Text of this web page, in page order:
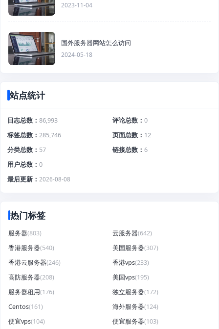
2023-11-04
国外服务器网站怎么访问
2024-05-18
站点统计
日志总数 86,993 评论总数
0
标签总数
285,746 页面总数
12
分类总数
57 链接总数
6
用户总数
0
最后更新
2026-08-08
热门标签
服务器(803) 云服务器(642)
香港服务器(540) 美国服务器(307)
香港云服务器(246) 香港vps(233)
高防服务器(208) 美国vps(195)
服务器租用(176) 独立服务器(172)
Centos(161) 海外服务器(124)
便宜vps(104) 便宜服务器(103)